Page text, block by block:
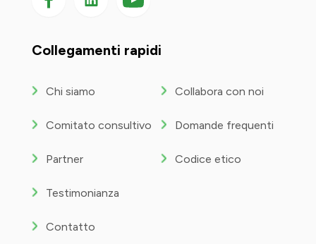
su
Collegamenti rapidi
Chi siamo
Comitato consultivo
Partner
Testimonianza
Contatto
Collabora con noi
Domande frequenti
Codice etico